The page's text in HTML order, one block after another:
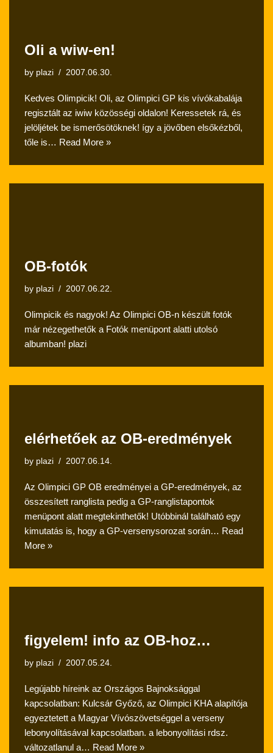
Oli a wiw-en!
by plazi 2007.06.30.
Kedves Olimpicik! Oli, az Olimpici GP kis vívókabalája
regisztált az iwiw közösségi oldalon! Keressetek rá, és
jelöljétek be ismerősötöknek! így a jövőben elsőkézből,
tőle is… Read More »
OB-fotók
by plazi 2007.06.22.
Olimpicik és nagyok! Az Olimpici OB-n készült fotók
már nézegethetők a Fotók menüpont alatti utolsó
albumban! plazi
elérhetőek az OB-eredmények
by plazi 2007.06.14.
Az Olimpici GP OB eredményei a GP-eredmények, az
összesített ranglista pedig a GP-ranglistapontok
menüpont alatt megtekinthetők! Utóbbinál található egy
kimutatás is, hogy a GP-versenysorozat során… Read
More »
figyelem! info az OB-hoz…
by plazi 2007.05.24.
Legújabb híreink az Országos Bajnoksággal
kapcsolatban: Kulcsár Győző, az Olimpici KHA alapítója
egyeztetett a Magyar Vívószövetséggel a verseny
lebonyolításával kapcsolatban. a lebonyolítási rdsz.
változatlanul a… Read More »